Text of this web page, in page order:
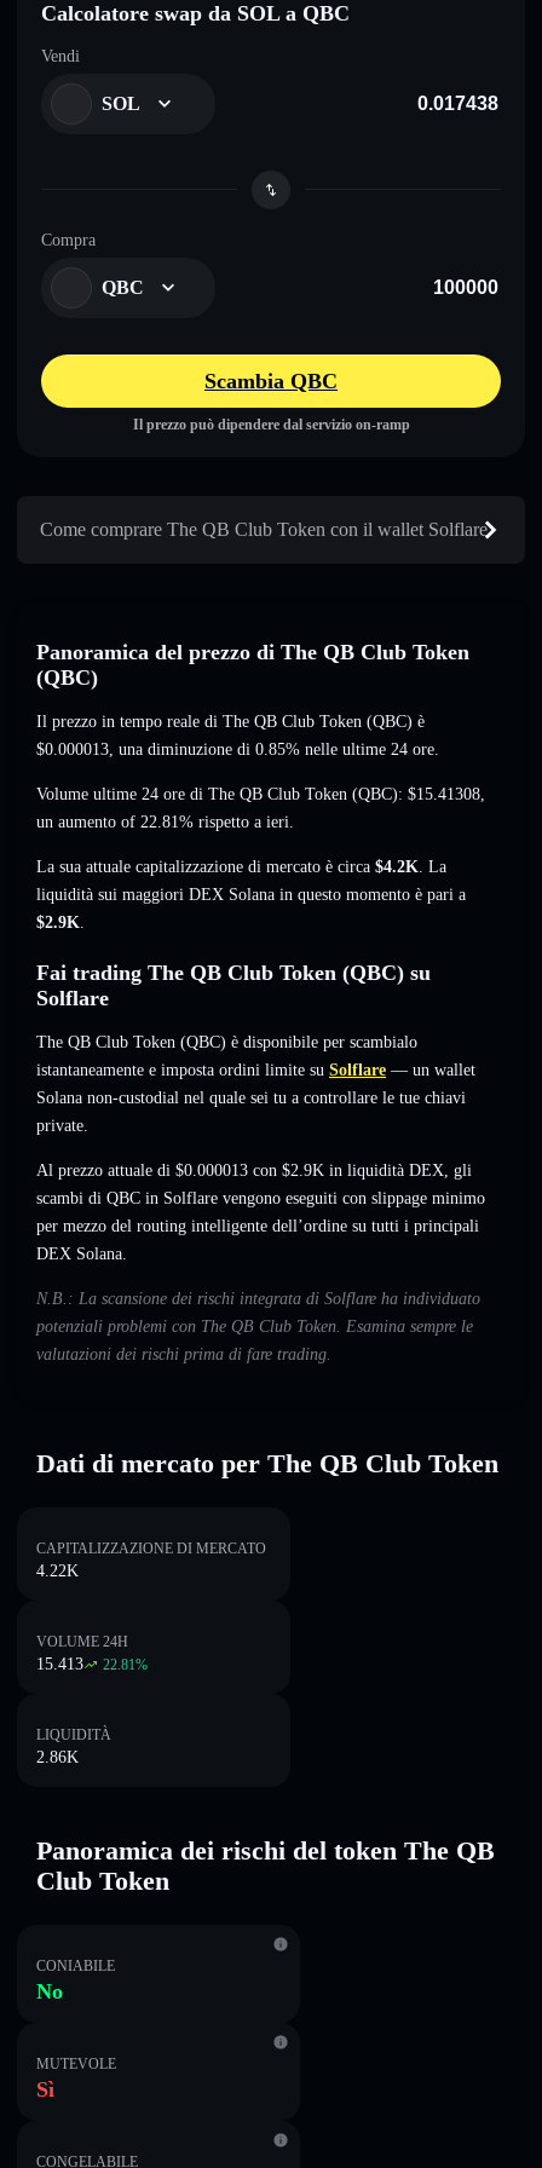
Calcolatore swap da SOL a QBC
Vendi
SOL
Compra
QBC
Scambia QBC
Il prezzo può dipendere dal servizio on-ramp
Come comprare The QB Club Token con il wallet Solflare
Panoramica del prezzo di The QB Club Token
(QBC)
Il prezzo in tempo reale di The QB Club Token (QBC) è
$0.000013, una diminuzione di 0.85% nelle ultime 24 ore.
Volume ultime 24 ore di The QB Club Token (QBC): $15.41308,
un aumento of 22.81% rispetto a ieri.
La sua attuale capitalizzazione di mercato è circa $4.2K. La
liquidità sui maggiori DEX Solana in questo momento è pari a
$2.9K.
Fai trading The QB Club Token (QBC) su
Solflare
The QB Club Token (QBC) è disponibile per scambialo
istantaneamente e imposta ordini limite su Solflare — un wallet
Solana non-custodial nel quale sei tu a controllare le tue chiavi
private.
Al prezzo attuale di $0.000013 con $2.9K in liquidità DEX, gli
scambi di QBC in Solflare vengono eseguiti con slippage minimo
per mezzo del routing intelligente dell’ordine su tutti i principali
DEX Solana.
N.B.: La scansione dei rischi integrata di Solflare ha individuato
potenziali problemi con The QB Club Token. Esamina sempre le
valutazioni dei rischi prima di fare trading.
Dati di mercato per The QB Club Token
CAPITALIZZAZIONE DI MERCATO
4.22K
VOLUME 24H
15.413 22.81%
LIQUIDITÀ
2.86K
Panoramica dei rischi del token The QB
Club Token
CONIABILE
No
MUTEVOLE
Sì
CONGELABILE